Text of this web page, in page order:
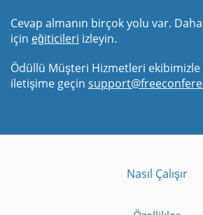
Cevap almanın birçok yolu var.
için eğiticileri izleyin.
Ödüllü Müşteri Hizmetleri
iletişime geçin
Nasıl Çalışır